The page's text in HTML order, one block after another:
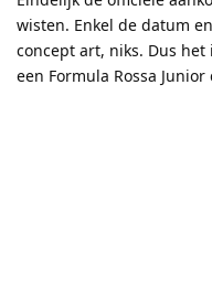
wisten. Enkel de datum
concept art, niks. Dus
een Formula Rossa